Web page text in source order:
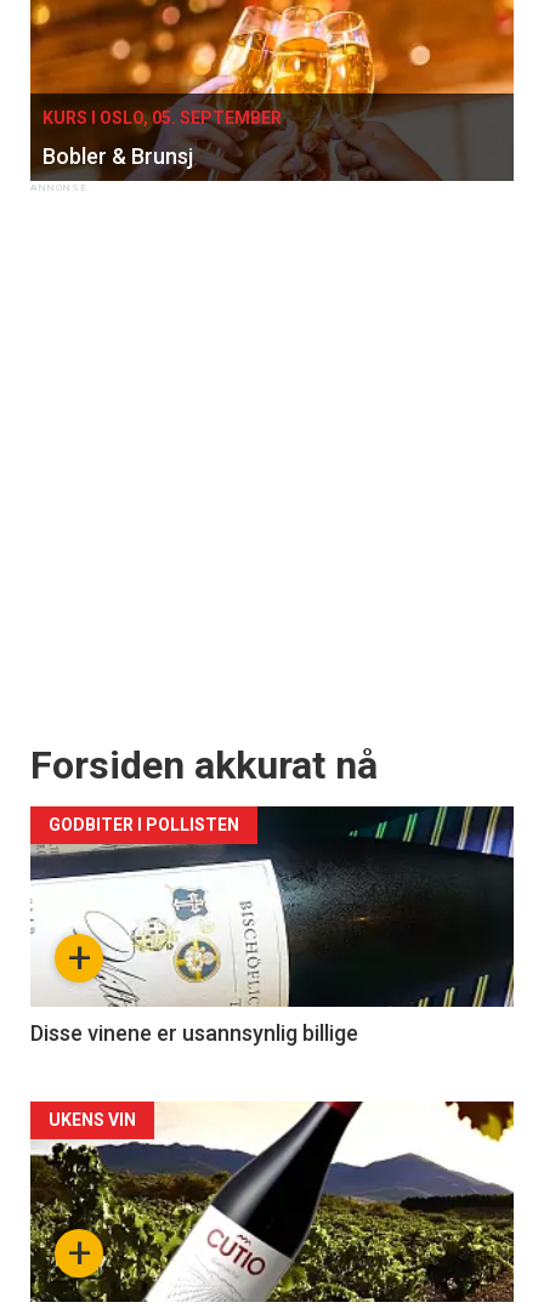
KURS I OSLO, 05. SEPTEMBER
Bobler & Brunsj
Forsiden akkurat nå
+
GODBITER I POLLISTEN
Disse vinene er usannsynlig billige
Forsiden
akkurat
nå
-
+
UKENS VIN